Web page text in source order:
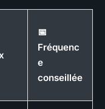
📅
Fréquenc
e
conseillée